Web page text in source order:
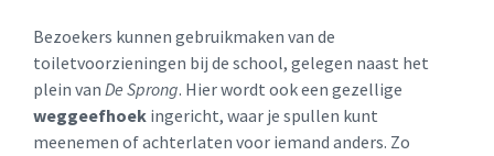
Bezoekers kunnen gebruikmaken van de
toiletvoorzieningen bij de school, gelegen naast het
plein van De Sprong. Hier wordt ook een gezellige
weggeefhoek ingericht, waar je spullen kunt
meenemen of achterlaten voor iemand anders. Zo